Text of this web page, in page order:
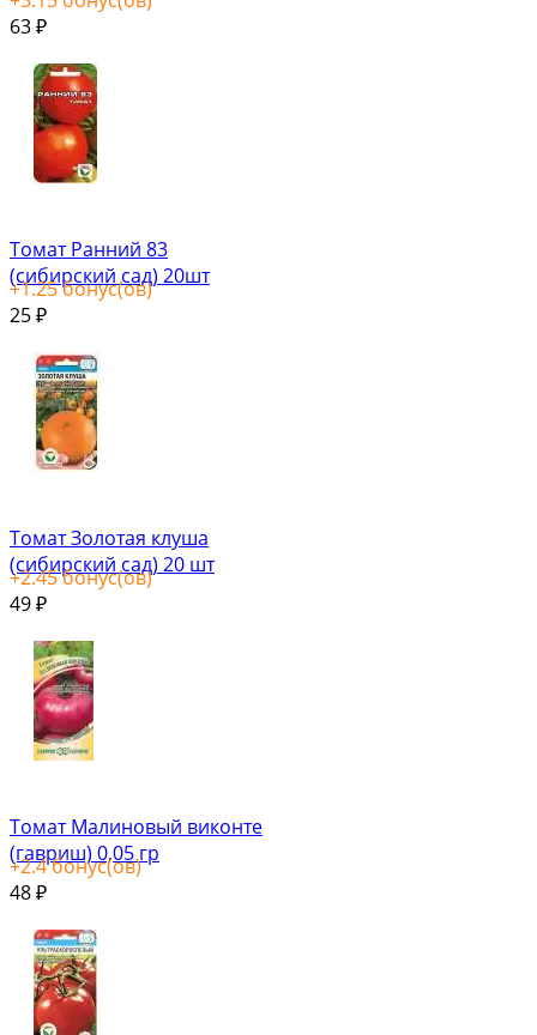
63 ₽
Томат Ранний 83
(сибирский сад) 20шт
+1.25бонус(ов)
25 ₽
Томат Золотая клуша
(сибирский сад) 20 шт
+2.45бонус(ов)
49 ₽
Томат Малиновый виконте
(гавриш) 0,05 гр
+2.4бонус(ов)
48 ₽